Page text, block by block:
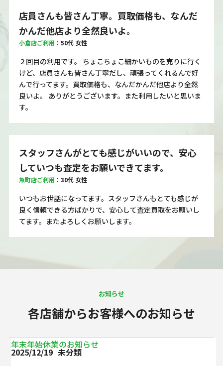
店員さんも皆さん丁寧。買取価格も、なんだ
かんだ他店より全然良いよ。
小倉店ご利用 ：50代 女性
２回目の利用です。 ちょこちょこ細かいものを売りに行く
けど、店員さんも皆さん丁寧だし、頑張ってくれるんで好
んで行ってます。買取価格も、なんだかんだ他店より全然
良いよ。 ありがとうございます。また利用したいと思いま
す。
スタッフさんがとても感じがいいので、安心
していつも査定をお願いできてます。
魚町店ご利用 ：30代 女性
いつもお世話になってます。スタッフさんもとても感じが
良く信頼できる方ばかりで、安心して査定買取をお願いし
てます。またよろしくお願いします。
お知らせ
各店舗からお客様へのお知らせ
2025/12/19 未分類
年末年始休業のお知らせ